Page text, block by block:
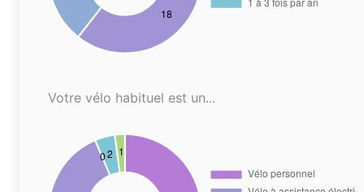
Votre vélo habituel est un...